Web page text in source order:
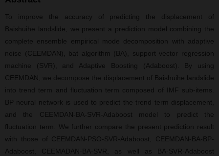
To improve the accuracy of predicting the displacement of
Baishuihe landslide, we present a prediction model combining the
complete ensemble empirical mode decomposition with adaptive
noise (CEEMDAN), bat algorithm (BA), support vector regression
machine (SVR), and Adaptive Boosting (Adaboost). By using
CEEMDAN, we decompose the displacement of Baishuihe landslide
into trend term and fluctuation term composed of IMF sub-items.
BP neural network is used to predict the trend term displacement,
and the CEEMDAN-BA-SVR-Adaboost model to predict the
fluctuation term. We further compare the present prediction result
with those of CEEMDAN-PSO-SVR-Adaboost, CEEMDAN-BA-BP-
Adaboost, CEEMADAN-BA-SVR, as well as BA-SVR-Adaboost